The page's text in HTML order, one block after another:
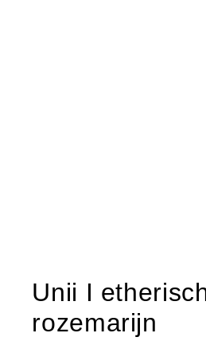
Unii I
rozemarijn